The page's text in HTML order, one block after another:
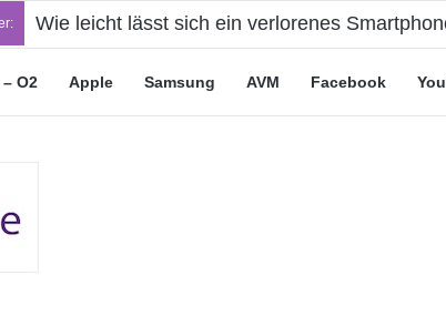
Wie leicht lässt sich ein verlorenes
O2 Apple Samsung AVM Facebook